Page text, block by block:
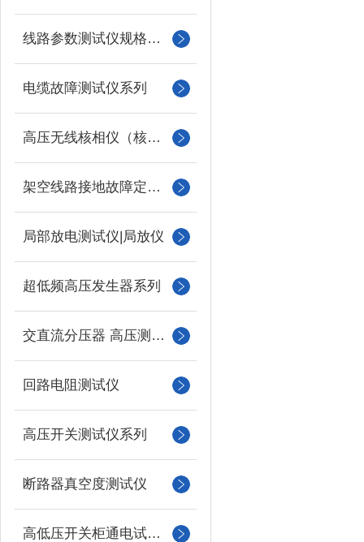
线路参数测试仪规格型号
电缆故障测试仪系列
高压无线核相仪（核相器）
架空线路接地故障定位仪
局部放电测试仪|局放仪
超低频高压发生器系列
交直流分压器 高压测量仪
回路电阻测试仪
高压开关测试仪系列
断路器真空度测试仪
高低压开关柜通电试验台